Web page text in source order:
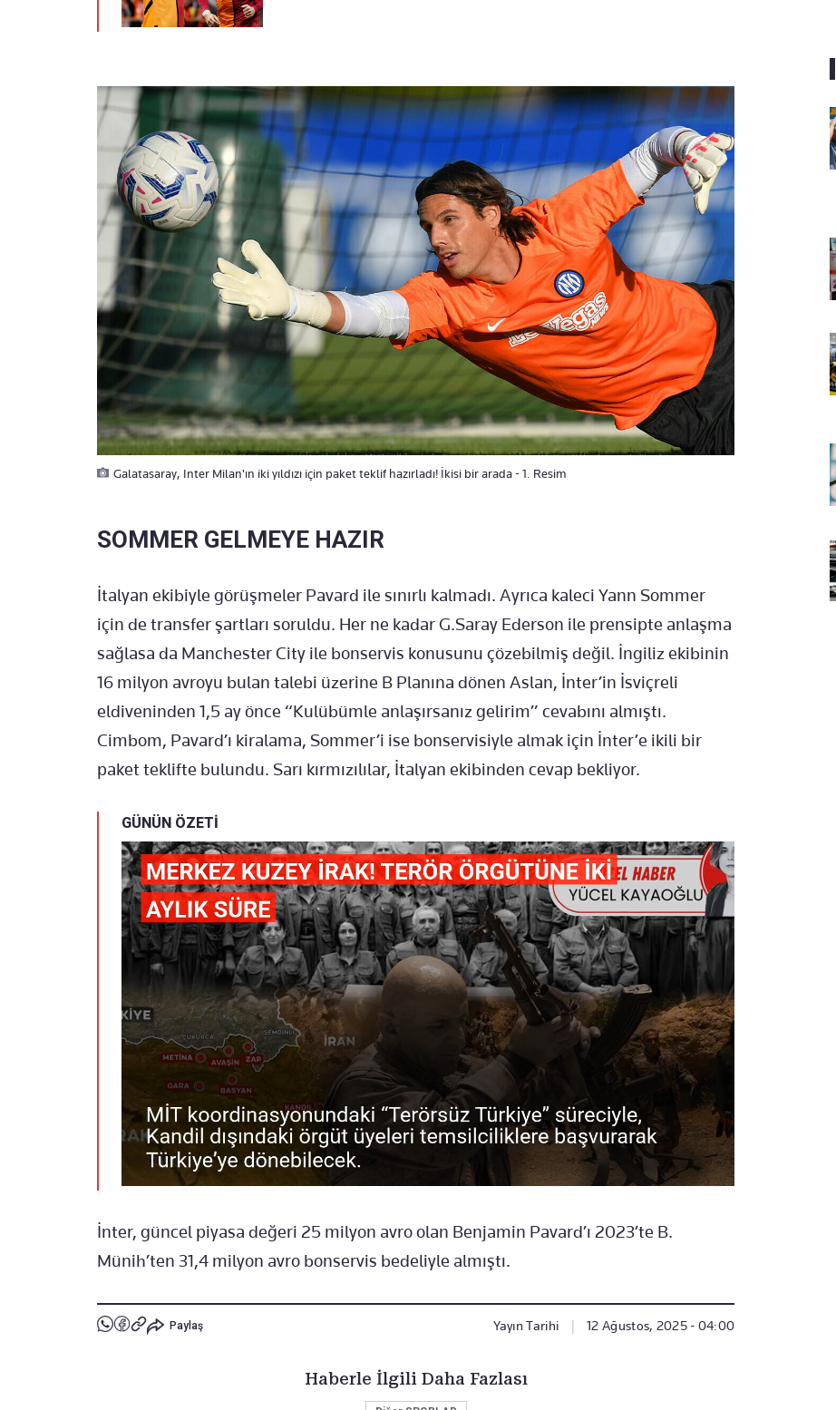
Galatasaray, Inter Milan'ın iki yıldızı için paket teklif hazırladı! İkisi bir arada - 1. Resim
SOMMER GELMEYE HAZIR
İtalyan ekibiyle görüşmeler Pavard ile sınırlı kalmadı. Ayrıca kaleci Yann Sommer
için de transfer şartları soruldu. Her ne kadar G.Saray Ederson ile prensipte anlaşma
sağlasa da Manchester City ile bonservis konusunu çözebilmiş değil. İngiliz ekibinin
16 milyon avroyu bulan talebi üzerine B Planına dönen Aslan, İnter’in İsviçreli
eldiveninden 1,5 ay önce “Kulübümle anlaşırsanız gelirim” cevabını almıştı.
Cimbom, Pavard’ı kiralama, Sommer’i ise bonservisiyle almak için İnter’e ikili bir
paket teklifte bulundu. Sarı kırmızılılar, İtalyan ekibinden cevap bekliyor.
GÜNÜN ÖZETİ
İnter, güncel piyasa değeri 25 milyon avro olan Benjamin Pavard’ı 2023’te B.
Münih’ten 31,4 milyon avro bonservis bedeliyle almıştı.
Paylaş Yayın Tarihi 12 Ağustos, 2025 - 04:00
Haberle İlgili Daha Fazlası